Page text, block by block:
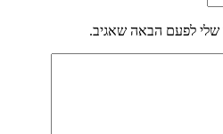
שלי לפעם הבאה שאגיב.